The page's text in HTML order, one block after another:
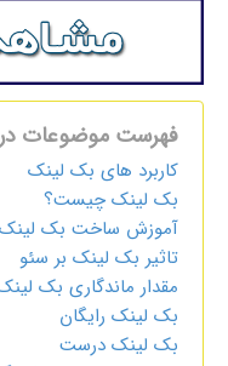
فهرست موضوعات
کاربرد های بک لینک
بک لینک چیست؟
آموزش ساخت بک لینک
تاثیر بک لینک بر سئو
مقدار ماندگاری بک لینک
بک لینک رایگان
بک لینک درست